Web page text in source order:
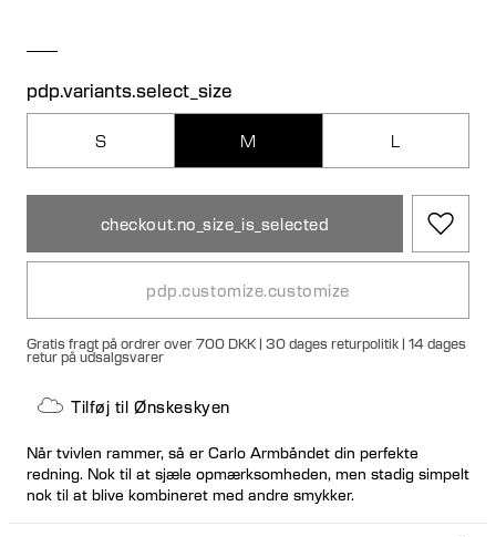
pdp.variants.select_size
S M L
checkout.no_size_is_selected
pdp.customize.customize
Gratis fragt på ordrer over 700 DKK | 30 dages returpolitik | 14 dages
retur på udsalgsvarer
Tilføj til Ønskeskyen
Når tvivlen rammer, så er Carlo Armbåndet din perfekte
redning. Nok til at sjæle opmærksomheden, men stadig simpelt
nok til at blive kombineret med andre smykker.